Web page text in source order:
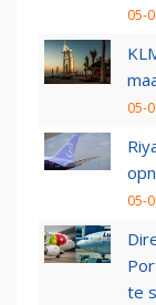
05-
05-
05-
te